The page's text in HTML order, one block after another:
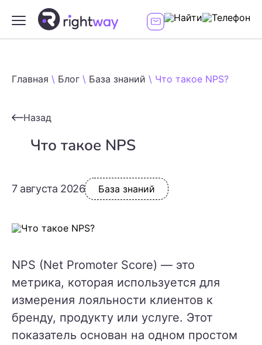
Главная \ Блог \ База знаний \ Что такое NPS?
Назад
Что такое NPS
7 августа 2026 База знаний
NPS (Net Promoter Score) — это
метрика, которая используется для
измерения лояльности клиентов к
бренду, продукту или услуге. Этот
показатель основан на одном простом